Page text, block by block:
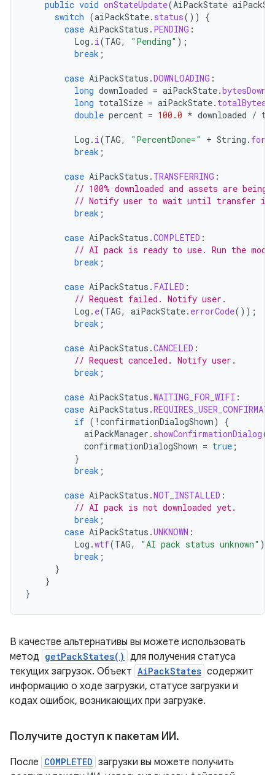
public void onStateUpdate(AiPackState
switch (aiPackState. status())
{
case AiPackStatus . PENDING :
Log . i(TAG, "Pending" );
break ;
case AiPackStatus .DOWNLOADING :
long downloaded = aiPackState.
long totalSize = aiPackState.
double percent = 100.0 * downloaded /
Log . i(TAG, "PercentDone=" + String .
break ;
case AiPackStatus . TRANSFERRING :
// 100% downloaded and assets are
// Notify user to wait until transfer is
break ;
case AiPackStatus .COMPLETED :
// AI pack is ready to use. Run the
break ;
case AiPackStatus . FAILED :
// Request failed. Notify user.
Log . e(TAG, aiPackState. errorCode());
break ;
case AiPackStatus .CANCELED :
// Request canceled. Notify user.
break ;
case AiPackStatus .WAITING_FOR_WIFI :
case AiPackStatus .
if ( ! confirmationDialogShown)
{
aiPackManager . showConfirmationDialog(
confirmationDialogShown = true ;
}
break ;
case AiPackStatus .NOT_INSTALLED :
// AI pack is not downloaded yet.
break ;
case AiPackStatus .UNKNOWN :
Log .wtf(TAG, "AI pack status unknown" )
break ;
}
}
}
В качестве альтернативы вы можете использовать
метод getPackStates() для получения статуса
текущих загрузок. Объект AiPackStates содержит
информацию о ходе загрузки, статусе загрузки и
кодах ошибок, возникающих при загрузке.
Получите доступ к пакетам ИИ.
После COMPLETED загрузки вы можете получить